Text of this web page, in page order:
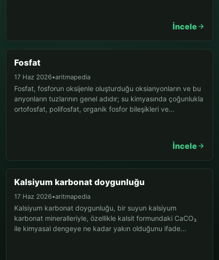
İncele
Fosfat
17 Haz 2026•aritmapedia
Fosfat, fosforun oksijenle oluşturduğu oksianyonların ve bu
anyonların tuzlarının genel adıdır; su kimyasında çoğunlukla
ortofosfat, polifosfat, organik fosfor bileşikleri ve...
İncele
Kalsiyum karbonat doygunluğu
17 Haz 2026•aritmapedia
Kalsiyum karbonat doygunluğu, bir suyun kalsiyum
karbonat mineralleriyle, özellikle kalsit formundaki CaCO₃
ile kimyasal dengeye ne kadar yakın olduğunu ifade...